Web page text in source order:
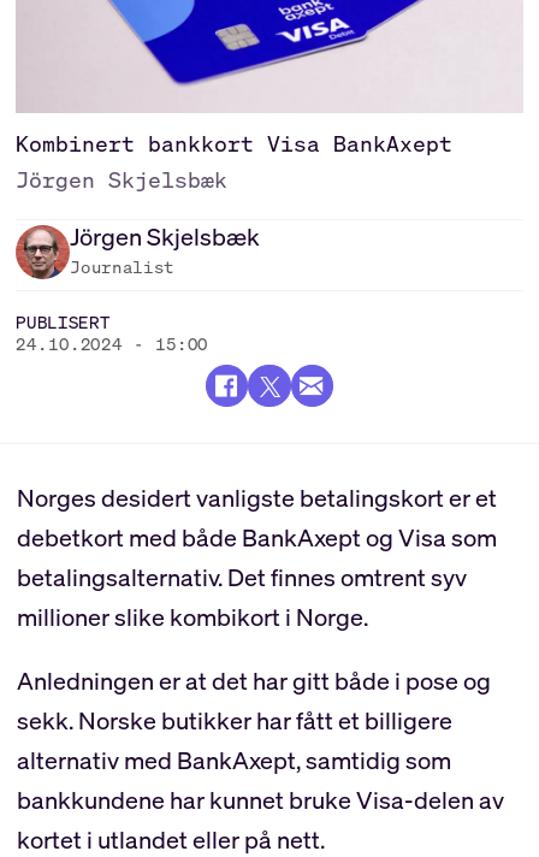
Kombinert bankkort Visa BankAxept
Jörgen Skjelsbæk
JörgenSkjelsbæk
Journalist
PUBLISERT
24.10.2024 - 15:00
Norges desidert vanligste betalingskort er et
debetkort med både BankAxept og Visa som
betalingsalternativ. Det finnes omtrent syv
millioner slike kombikort i Norge.
Anledningen er at det har gitt både i pose og
sekk. Norske butikker har fått et billigere
alternativ med BankAxept, samtidig som
bankkundene har kunnet bruke Visa-delen av
kortet i utlandet eller på nett.